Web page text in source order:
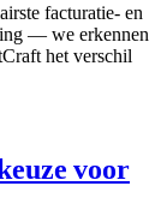
facturatie- en
— we erkennen
het verschil
voor